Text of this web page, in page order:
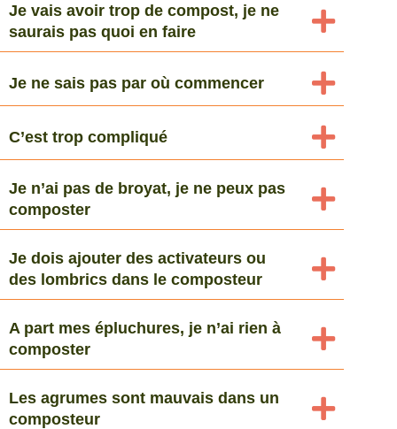
Je vais avoir trop de compost, je ne
saurais pas quoi en faire
Je ne sais pas par où commencer
C’est trop compliqué
Je n’ai pas de broyat, je ne peux pas
composter
Je dois ajouter des activateurs ou
des lombrics dans le composteur
A part mes épluchures, je n’ai rien à
composter
Les agrumes sont mauvais dans un
composteur